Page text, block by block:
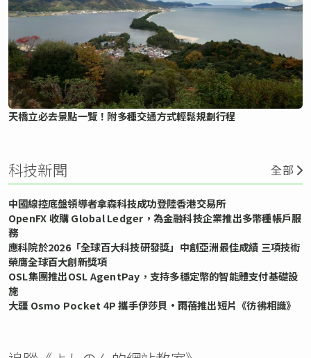
天橋立必去景點一覽！附多種交通方式輕鬆規劃行程
科技新聞 全部
中國線控底盤領導者拿森科技成功登陸香港交易所
OpenFX 收購 Global Ledger，為金融科技企業推出多幣種帳戶服
務
應科院於2026「全球百大科技研發獎」中創亞洲最佳成績 三項技術
榮膺全球百大創新獎項
OSL集團推出OSL AgentPay，支持多穩定幣的智能體支付基礎設
施
大疆 Osmo Pocket 4P 攜手伊莎貝•雨蓓推出短片《彷彿相識》